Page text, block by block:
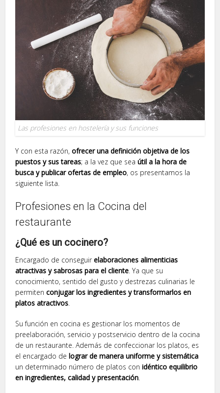
Las profesiones en hostelería y sus funciones
Y con esta razón,ofrecer una definición objetiva de los
puestos y sus tareas; a la vez que sea útil a la hora de
busca y publicar ofertas de empleo, os presentamos la
siguiente lista.
Profesiones en la Cocina del
restaurante
¿Qué es un cocinero?
Encargado de conseguirelaboraciones alimenticias
atractivas y sabrosas para el cliente. Ya que su
conocimiento, sentido del gusto y destrezas culinarias le
permiten conjugar los ingredientes y transformarlos en
platos atractivos.
Su función en cocina es gestionar los momentos de
preelaboración, servicio y postservicio dentro de la cocina
de un restaurante. Además de confeccionar los platos, es
el encargado de lograr de manera uniforme y sistemática
un determinado número de platos conidéntico equilibrio
en ingredientes, calidad y presentación.